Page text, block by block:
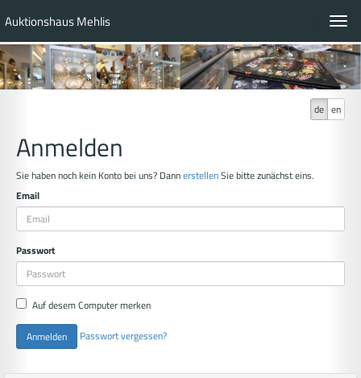
Auktionshaus Mehlis
de en
Anmelden
Sie haben noch kein Konto bei uns? DannerstellenSie bitte zunächst eins.
Email
Passwort
Auf desem Computer merken
Anmelden Passwort vergessen?